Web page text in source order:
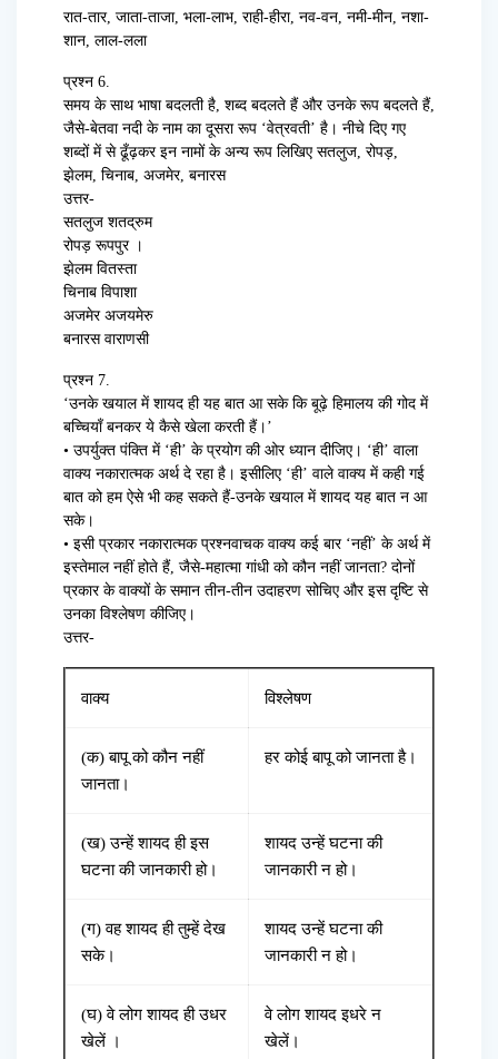
रात-तार, जाता-ताजा, भला-लाभ, राही-हीरा, नव-वन, नमी-मीन, नशा-
शान, लाल-लला
प्रश्न 6.
समय के साथ भाषा बदलती है, शब्द बदलते हैं और उनके रूप बदलते हैं,
जैसे-बेतवा नदी के नाम का दूसरा रूप ‘वेत्रवती’ है। नीचे दिए गए
शब्दों में से ढूँढ़कर इन नामों के अन्य रूप लिखिए सतलुज, रोपड़,
झेलम, चिनाब, अजमेर, बनारस
उत्तर-
सतलुज शतद्रुम
रोपड़ रूपपुर ।
झेलम वितस्ता
चिनाब विपाशा
अजमेर अजयमेरु
बनारस वाराणसी
प्रश्न 7.
‘उनके खयाल में शायद ही यह बात आ सके कि बूढ़े हिमालय की गोद में
बच्चियाँ बनकर ये कैसे खेला करती हैं।’
• उपर्युक्त पंक्ति में ‘ही’ के प्रयोग की ओर ध्यान दीजिए। ‘ही’ वाला
वाक्य नकारात्मक अर्थ दे रहा है। इसीलिए ‘ही’ वाले वाक्य में कही गई
बात को हम ऐसे भी कह सकते हैं-उनके खयाल में शायद यह बात न आ
सके।
• इसी प्रकार नकारात्मक प्रश्नवाचक वाक्य कई बार ‘नहीं’ के अर्थ में
इस्तेमाल नहीं होते हैं, जैसे-महात्मा गांधी को कौन नहीं जानता? दोनों
प्रकार के वाक्यों के समान तीन-तीन उदाहरण सोचिए और इस दृष्टि से
उनका विश्लेषण कीजिए।
उत्तर-
वाक्य विश्लेषण
(क) बापू को कौन नहीं
जानता।
हर कोई बापू को जानता है।
(ख) उन्हें शायद ही इस
घटना की जानकारी हो।
शायद उन्हें घटना की
जानकारी न हो।
(ग) वह शायद ही तुम्हें देख
सके।
शायद उन्हें घटना की
जानकारी न हो।
(घ) वे लोग शायद ही उधर
खेलें ।
वे लोग शायद इधरे न
खेलें।